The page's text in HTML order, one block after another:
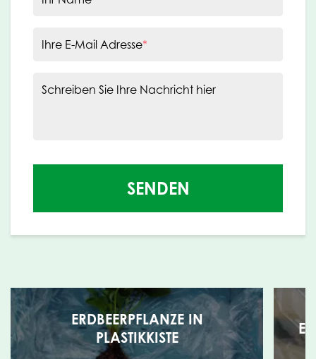
Ihre E-Mail Adresse*
Schreiben Sie Ihre Nachricht hier
SENDEN
ERDBEERPFLANZE IN
PLASTIKKISTE